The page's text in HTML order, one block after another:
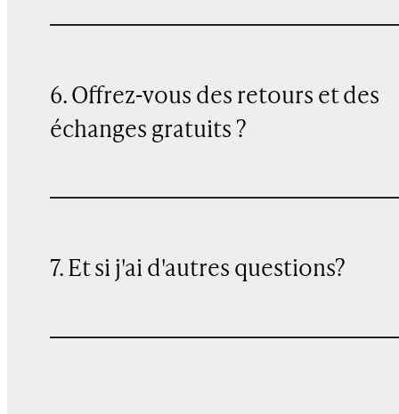
6. Offrez-vous des retours et des
échanges gratuits ?
7. Et si j'ai d'autres questions?